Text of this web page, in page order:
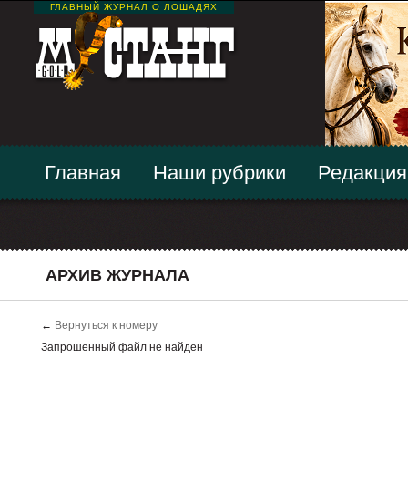
ГЛАВНЫЙ ЖУРНАЛ О ЛОШАДЯХ
Главная Наши рубрики Редакция
АРХИВ ЖУРНАЛА
← Вернуться к номеру
Запрошенный файл не найден